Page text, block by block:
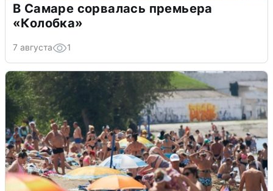
В Самаре сорвалась премьера
«Колобка»
7 августа 1